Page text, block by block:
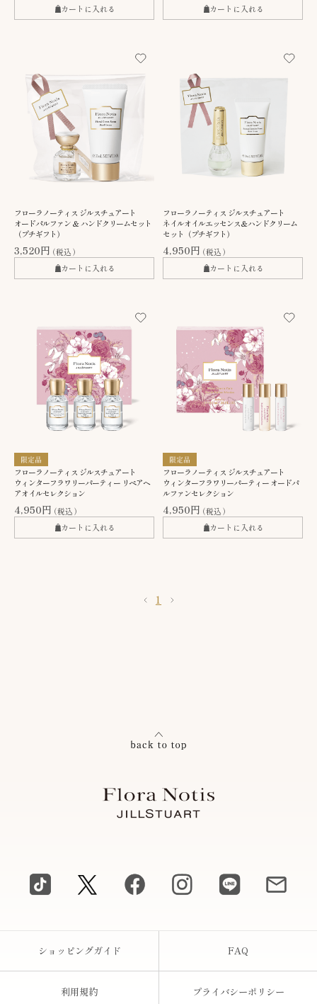
カートに入れる
カートに入れる
フローラノーティス ジルスチュアート
オードパルファン ＆ ハンドクリームセット
（プチギフト）
3,520円（税込）
カートに入れる
フローラノーティス ジルスチュアート
ネイルオイルエッセンス＆ハンドクリーム
セット（プチギフト）
4,950円（税込）
カートに入れる
フローラノーティス ジルスチュアート
ウィンターフラワリーパーティー リペアヘ
アオイルセレクション
4,950円（税込）
カートに入れる
フローラノーティス ジルスチュアート
ウィンターフラワリーパーティー オードパ
ルファンセレクション
4,950円（税込）
カートに入れる
1
ショッピングガイド FAQ
利用規約 プライバシーポリシー